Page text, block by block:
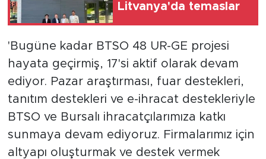
Litvanya'da temaslar
'Bugüne kadar BTSO 48 UR-GE projesi
hayata geçirmiş, 17'si aktif olarak devam
ediyor. Pazar araştırması, fuar destekleri,
tanıtım destekleri ve e-ihracat destekleriyle
BTSO ve Bursalı ihracatçılarımıza katkı
sunmaya devam ediyoruz. Firmalarımız için
altyapı oluşturmak ve destek vermek